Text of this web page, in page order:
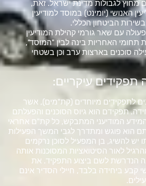
מחוץ לגבולות מדינת ישראל. זאת,
האנושי (יומינט) במוסד למודיעין
הביטחון הכללי.
פעולה עם שאר גורמי קהילת המודיעין
תחומי האחריות בינה לבין "המוסד",
סוכנים בארצות ערב וכן בשטחי
תפקידים עיקריים:
לתפקידים מיוחדים (קת"מים), אשר
תפקידם הוא גיוס הסוכנים והפעלתם
המודיעני המתבקש, כל קת"ם אחראי
הוא פוגש ומתדרך לגבי המשך הפעילות
יש להשיג, בן המפעיל לסוכן נרקמים
לאור הסיטואציות המסוכנות אותה
הנדרשת לשם ביצוע התפקיד. את
קבע ביחידה בלבד, חיילי הסדיר אינם